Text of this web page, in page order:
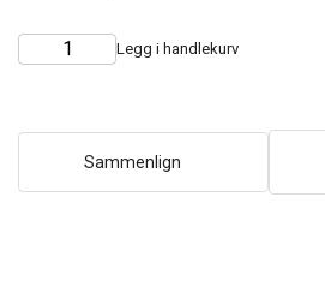
Choose
Quantity Legg i handlekurv
Sammenlign